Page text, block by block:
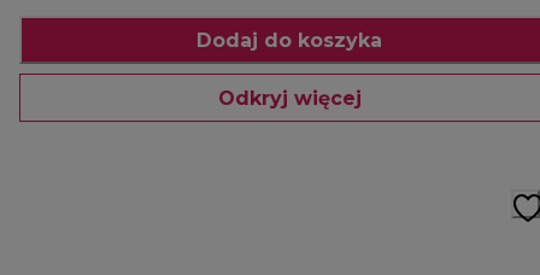
Dodaj do koszyka
Odkryj więcej